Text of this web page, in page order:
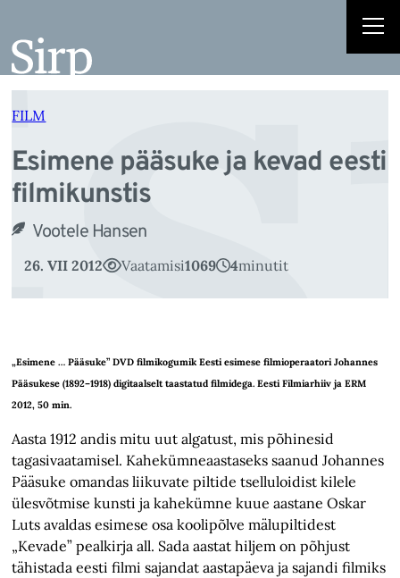
juurde
FILM
Esimene pääsuke ja kevad eesti
filmikunstis
Vootele Hansen
26. VII 2012 Vaatamisi1069 4minutit
„Esimene … Pääsuke” DVD filmikogumik Eesti esimese filmioperaatori Johannes
Pääsukese (1892–1918) digitaalselt taastatud filmidega. Eesti Filmiarhiiv ja ERM
2012, 50 min.
Aasta 1912 andis mitu uut algatust, mis põhinesid
tagasivaatamisel. Kahekümneaastaseks saanud Johannes
Pääsuke omandas liikuvate piltide tselluloidist kilele
ülesvõtmise kunsti ja kahekümne kuue aastane Oskar
Luts avaldas esimese osa koolipõlve mälupiltidest
„Kevade” pealkirja all. Sada aastat hiljem on põhjust
tähistada eesti filmi sajandat aastapäeva ja sajandi filmiks